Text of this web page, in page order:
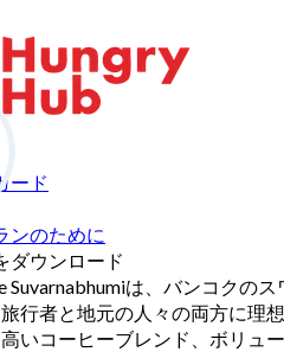
ード
ンのために
ダウンロード
Suvarnabhumiは、バンコクの
旅行者と地元の人々の両方に理
いコーヒーブレンド、ボリュ